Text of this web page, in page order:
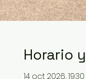
Horario
14 oct 2026,